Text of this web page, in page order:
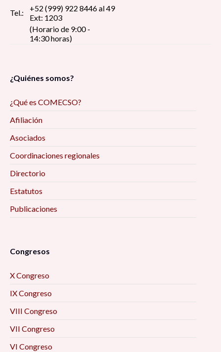
Tel.:
+52 (999) 922 8446 al 49
Ext: 1203
(Horario de 9:00 -
14:30 horas)
¿Quiénes somos?
¿Qué es COMECSO?
Afiliación
Asociados
Coordinaciones regionales
Directorio
Estatutos
Publicaciones
Congresos
X Congreso
IX Congreso
VIII Congreso
VII Congreso
VI Congreso